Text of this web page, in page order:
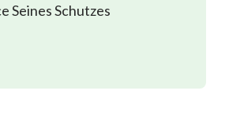
Seines Schutzes